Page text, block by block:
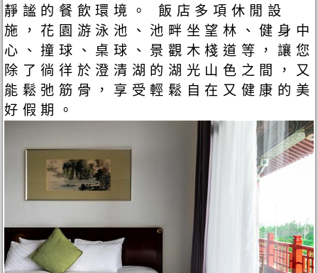
靜謐的餐飲環境。 飯店多項休閒設
施，花園游泳池、池畔坐望林、健身中
心、撞球、桌球、景觀木棧道等，讓您
除了徜徉於澄清湖的湖光山色之間，又
能鬆弛筋骨，享受輕鬆自在又健康的美
好假期。